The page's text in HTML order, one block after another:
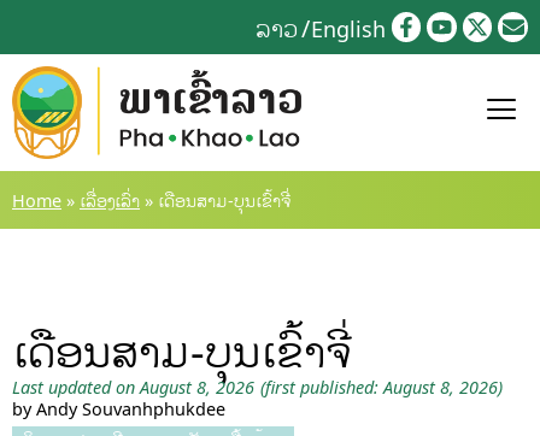
to
content
ລາວ English
Home » ເລື່ອງເລົ່າ » ເດືອນສາມ-ບຸນເຂົ້າຈີ່
ເດືອນສາມ-ບຸນເຂົ້າຈີ່
Last updated on August 8, 2026 (first published: August 8, 2026)
by Andy Souvanhphukdee